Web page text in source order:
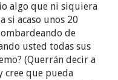
algo que ni siquiera
si acaso unos 20
de
usted todas sus
(Querrán decir a
cree que pueda